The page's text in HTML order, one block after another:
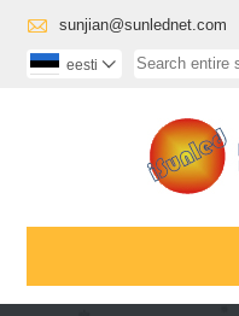
 sunjian@sunlednet.com
eesti 